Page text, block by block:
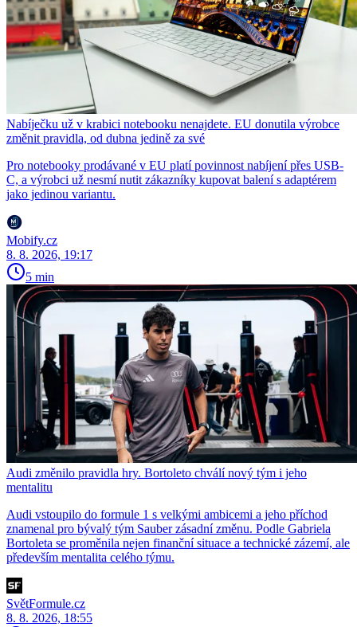
Nabíječku už v krabici notebooku nenajdete. EU donutila výrobce
změnit pravidla, od dubna jedině za své
Pro notebooky prodávané v EU platí povinnost nabíjení přes USB-
C, a výrobci už nesmí nutit zákazníky kupovat balení s adaptérem
jako jedinou variantu.
Mobify.cz
8. 8. 2026, 19:17
5 min
Audi změnilo pravidla hry. Bortoleto chválí nový tým i jeho
mentalitu
Audi vstoupilo do formule 1 s velkými ambicemi a jeho příchod
znamenal pro bývalý tým Sauber zásadní změnu. Podle Gabriela
Bortoleta se proměnila nejen finanční situace a technické zázemí, ale
především mentalita celého týmu.
SvětFormule.cz
8. 8. 2026, 18:55